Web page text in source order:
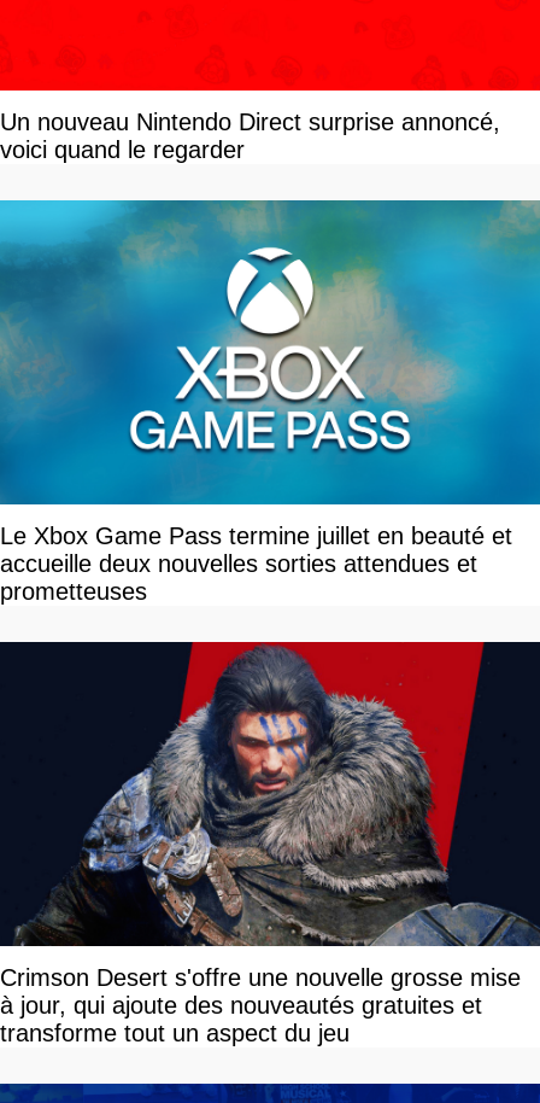
Un nouveau Nintendo Direct surprise annoncé,
voici quand le regarder
Le Xbox Game Pass termine juillet en beauté et
accueille deux nouvelles sorties attendues et
prometteuses
Crimson Desert s'offre une nouvelle grosse mise
à jour, qui ajoute des nouveautés gratuites et
transforme tout un aspect du jeu